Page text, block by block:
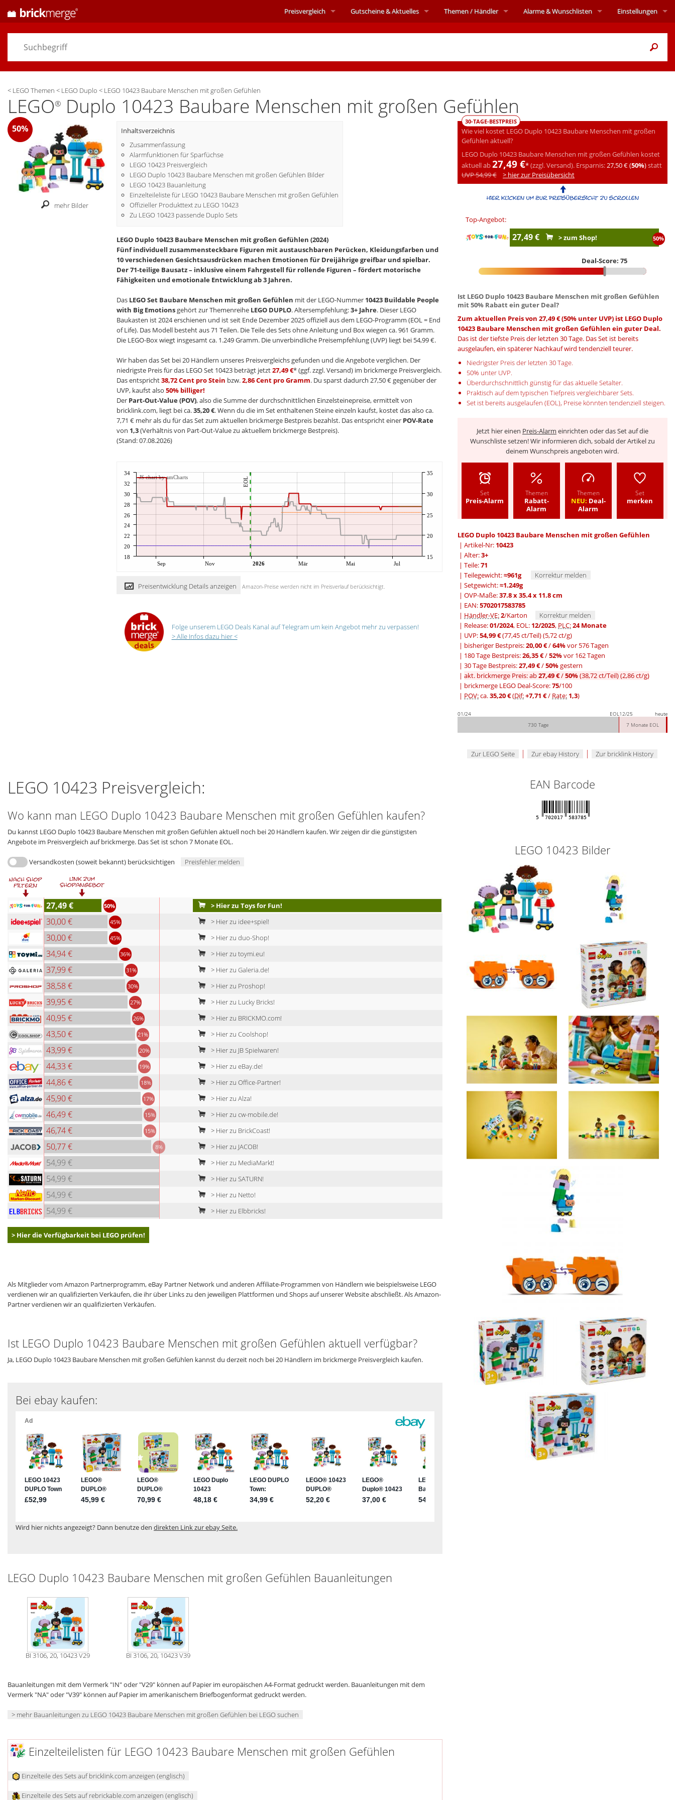
< LEGO Themen < LEGO Duplo < LEGO 10423 Baubare Menschen mit großen Gefühlen
LEGO® Duplo 10423 Baubare Menschen mit großen Gefühlen
30-TAGE-BESTPREIS
Wie viel kostet LEGO Duplo 10423 Baubare Menschen mit großen
Gefühlen aktuell?
LEGO Duplo 10423 Baubare Menschen mit großen Gefühlen kostet
aktuell ab27,49 €*(zzgl. Versand). Ersparnis:27,50 € (50%)statt
UVP 54,99 €
> hier zur Preisübersicht
Top-Angebot:
27,49 € 50%
> zum Shop!
Deal-Score: 75
Ist LEGO Duplo 10423 Baubare Menschen mit großen Gefühlen
mit 50% Rabatt ein guter Deal?
Zum aktuellen Preis von 27,49 € (50% unter UVP) ist LEGO Duplo
10423 Baubare Menschen mit großen Gefühlen ein guter Deal.
Das ist der tiefste Preis der letzten 30 Tage. Das Set ist bereits
ausgelaufen, ein späterer Nachkauf wird tendenziell teurer.
Niedrigster Preis der letzten 30 Tage.
50% unter UVP.
Überdurchschnittlich günstig für das aktuelle Setalter.
Praktisch auf dem typischen Tiefpreis vergleichbarer Sets.
Set ist bereits ausgelaufen (EOL), Preise könnten tendenziell steigen.
Jetzt hier einen Preis-Alarm einrichten oder das Set auf die
Wunschliste setzen! Wir informieren dich, sobald der Artikel zu
deinem Wunschpreis angeboten wird.
Set
Preis-Alarm
Themen
Rabatt-
Alarm
Themen
NEU: Deal-
Alarm
Set
merken
LEGO Duplo 10423 Baubare Menschen mit großen Gefühlen
| Artikel-Nr: 10423
| Alter:3+
| Teile:71
| Teilegewicht:≈961g
Korrektur melden
| Setgewicht:≈1.249g
| OVP-Maße:37.8 x 35.4 x 11.8 cm
| EAN:5702017583785
| Händler-VE:2/Karton
Korrektur melden
| Release:01/2024, EOL: 12/2025, PLC:24 Monate
| UVP:54,99 €(77,45 ct/Teil)(5,72 ct/g)
| bisheriger Bestpreis:20,00 €/64%vor 576 Tagen
| 180 Tage Bestpreis:26,35 €/52%vor 162 Tagen
| 30 Tage Bestpreis:27,49 €/50%gestern
| akt. brickmerge Preis: ab27,49 €/50%(38,72 ct/Teil)(2,86 ct/g)
| brickmerge LEGO Deal-Score:75/100
| POV:ca.35,20 €(Dif:+7,71 €/ Rate: 1,3)
01/24 EOL12/25
heute
730 Tage
7 Monate EOL
Zur LEGO Seite | Zur ebay History | Zur bricklink History
50%
mehr Bilder
Inhaltsverzeichnis
Zusammenfassung
Alarmfunktionen für Sparfüchse
LEGO 10423 Preisvergleich
LEGO Duplo 10423 Baubare Menschen mit großen Gefühlen Bilder
LEGO 10423 Bauanleitung
Einzelteileliste für LEGO 10423 Baubare Menschen mit großen Gefühlen
Offizieller Produkttext zu LEGO 10423
Zu LEGO 10423 passende Duplo Sets
LEGO Duplo 10423 Baubare Menschen mit großen Gefühlen (2024)
Fünf individuell zusammensteckbare Figuren mit austauschbaren Perücken, Kleidungsfarben und
10 verschiedenen Gesichtsausdrücken machen Emotionen für Dreijährige greifbar und spielbar.
Der 71-teilige Bausatz – inklusive einem Fahrgestell für rollende Figuren – fördert motorische
Fähigkeiten und emotionale Entwicklung ab 3 Jahren.
Das LEGO Set Baubare Menschen mit großen Gefühlen mit der LEGO-Nummer 10423 Buildable People
with Big Emotionsgehört zur Themenreihe LEGO DUPLO. Altersempfehlung:3+ Jahre. Dieser LEGO
Baukasten ist 2024 erschienen und ist seit Ende Dezember 2025 offiziell aus dem LEGO-Programm (EOL = End
of Life). Das Modell besteht aus 71 Teilen. Die Teile des Sets ohne Anleitung und Box wiegen ca. 961 Gramm.
Die LEGO-Box wiegt insgesamt ca. 1.249 Gramm. Die unverbindliche Preisempfehlung (UVP) liegt bei 54,99 €.
Wir haben das Set bei 20 Händlern unseres Preisvergleichs gefunden und die Angebote verglichen. Der
niedrigste Preis für das LEGO Set 10423 beträgt jetzt27,49 €* (ggf. zzgl. Versand) im brickmerge Preisvergleich.
Das entspricht38,72 Cent pro Stein bzw.2,86 Cent pro Gramm. Du sparst dadurch 27,50 € gegenüber der
UVP, kaufst also 50% billiger!
Der Part-Out-Value (POV), also die Summe der durchschnittlichen Einzelsteinepreise, ermittelt von
bricklink.com, liegt bei ca.35,20 €. Wenn du die im Set enthaltenen Steine einzeln kaufst, kostet das also ca.
7,71 € mehr als du für das Set zum aktuellen brickmerge Bestpreis bezahlst. Das entspricht einer POV-Rate
von 1,3(Verhältnis von Part-Out-Value zu aktuellem brickmerge Bestpreis).
(Stand: 07.08.2026)
Sep Nov 2026 Mär Mai Jul
EOL
18
20
22
24
26
28
30
32
34
15
20
25
30
35
JS chart by amCharts
Preisentwicklung Details anzeigen Amazon-Preise werden nicht im Preisverlauf berücksichtigt.
Folge unserem LEGO Deals Kanal auf Telegram um kein Angebot mehr zu verpassen!
> Alle Infos dazu hier <
LEGO 10423 Preisvergleich:
Wo kann man LEGO Duplo 10423 Baubare Menschen mit großen Gefühlen kaufen?
Du kannst LEGO Duplo 10423 Baubare Menschen mit großen Gefühlen aktuell noch bei 20 Händlern kaufen. Wir zeigen dir die günstigsten
Angebote im Preisvergleich auf brickmerge. Das Set ist schon 7 Monate EOL.
Versandkosten (soweit bekannt) berücksichtigen Preisfehler melden
27,49 € 50% > Hier zu Toys for Fun!
30,00 € 45% > Hier zu idee+spiel!
30,00 € 45% > Hier zu duo-Shop!
34,94 € 36% > Hier zu toymi.eu!
37,99 € 31% > Hier zu Galeria.de!
38,58 € 30% > Hier zu Proshop!
39,95 € 27% > Hier zu Lucky Bricks!
40,95 € 26% > Hier zu BRICKMO.com!
43,50 € 21% > Hier zu Coolshop!
43,99 € 20% > Hier zu JB Spielwaren!
44,33 € 19% > Hier zu eBay.de!
44,86 € 18% > Hier zu Office-Partner!
45,90 € 17% > Hier zu Alza!
46,49 € 15% > Hier zu cw-mobile.de!
46,74 € 15% > Hier zu BrickCoast!
50,77 € 8% > Hier zu JACOB!
54,99 € > Hier zu MediaMarkt!
54,99 € > Hier zu SATURN!
54,99 € > Hier zu Netto!
54,99 € > Hier zu Elbbricks!
> Hier die Verfügbarkeit bei LEGO prüfen!
Als Mitglieder vom Amazon Partnerprogramm, eBay Partner Network und anderen Affiliate-Programmen von Händlern wie beispielsweise LEGO
verdienen wir an qualifizierten Verkäufen, die ihr über Links zu den jeweiligen Plattformen und Shops auf unserer Website abschließt. Als Amazon-
Partner verdienen wir an qualifizierten Verkäufen.
Ist LEGO Duplo 10423 Baubare Menschen mit großen Gefühlen aktuell verfügbar?
Ja, LEGO Duplo 10423 Baubare Menschen mit großen Gefühlen kannst du derzeit noch bei 20 Händlern im brickmerge Preisvergleich kaufen.
Bei ebay kaufen:
Wird hier nichts angezeigt? Dann benutze den direkten Link zur ebay Seite.
LEGO Duplo 10423 Baubare Menschen mit großen Gefühlen Bauanleitungen
BI 3106, 20, 10423 V29 BI 3106, 20, 10423 V39
Bauanleitungen mit dem Vermerk "IN" oder "V29" können auf Papier im europäischen A4-Format gedruckt werden. Bauanleitungen mit dem
Vermerk "NA" oder "V39" können auf Papier im amerikanischem Briefbogenformat gedruckt werden.
> mehr Bauanleitungen zu LEGO 10423 Baubare Menschen mit großen Gefühlen bei LEGO suchen
Einzelteilelisten für LEGO 10423 Baubare Menschen mit großen Gefühlen
Einzelteile des Sets auf bricklink.com anzeigen (englisch)
Einzelteile des Sets auf rebrickable.com anzeigen (englisch)
EAN Barcode
5 702017 583785
LEGO 10423 Bilder
Preisvergleich Gutscheine &Aktuelles Themen/ Händler Alarme& Wunschlisten Einstellungen